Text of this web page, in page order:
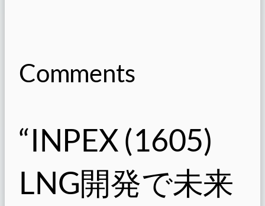
Comments
“INPEX (1605)
LNG開発で未来